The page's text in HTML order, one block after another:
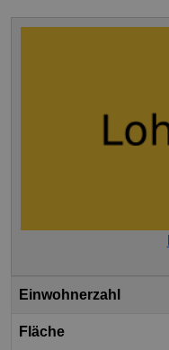
Einwohnerzahl
Fläche